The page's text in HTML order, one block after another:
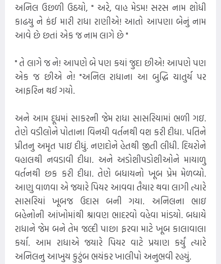
અનિલ ઉછળી ઉઠયો, " અરે, વાહ મેડમ! સરસ નામ શોધી
કાઢયુ ને કંઈ મારી રાધા રાણીએ! આતો આપણા બેનું નામ
આવે છે છતાં એક જ નામ લાગે છે "
" તે લાગે જ ને! આપણે બે પણ કયાં જુદા છીએ! આપણે પણ
એક જ છીએ ને! "અનિલ રાધાના આ બુદ્ધિ ચાતુર્ય પર
આફરિન થઈ ગયો.
અને આમ દૂધમાં સાકરની જેમ રાધા સાસરિયામાં ભળી ગઇ.
તેણે વડીલોને પોતાના વિનયી વર્તનથી વશ કરી દીધા. પતિને
પ્રીતનુ અમૃત પાઇ દીધું. નણદોને હેતથી જીતી લીધી. દિયરોને
વહાલથી નવડાવી દીધા. અને અડોશીપડોશીઓને માયાળુ
વર્તનથી છક કરી દીધા. તેણે બધાયનો ખૂબ પ્રેમ મેળવ્યો.
આણુ વાળવા એ જયારે પિયર આવવા તૈયાર થવા લાગી ત્યારે
સાસરિયાં ખૂબજ ઉદાસ બની ગયા. અનિલના ભાઇ
બહેનોની આંખોમાંથી શ્રાવણ ભાદરવો વહેવા માંડયો. બધાયે
રાધાને જેમ બને તેમ જલ્દી પાછા ફરવા માટે ખૂબ કાલાવાલા
કર્યા. આમ રાધાએ જયારે પિયર વાટે પ્રયાણ કર્યું ત્યારે
અનિલનુ આખુય કુટુંબ ભયંકર ખાલીપો અનુભવી રહયું.